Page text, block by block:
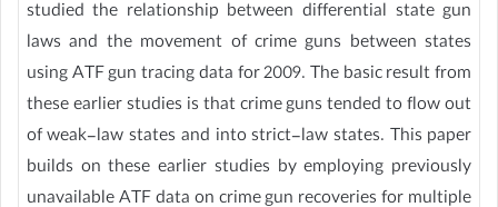
studied the relationship between differential state gun
laws and the movement of crime guns between states
using ATF gun tracing data for 2009. The basic result from
these earlier studies is that crime guns tended to flow out
of weak-law states and into strict-law states. This paper
builds on these earlier studies by employing previously
unavailable ATF data on crime gun recoveries for multiple